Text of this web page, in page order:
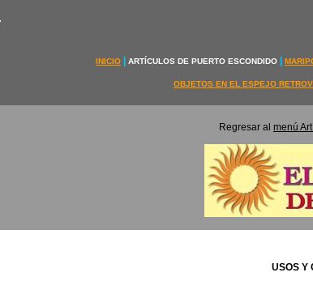
Regresar al menú
USOS Y
INICIO ARTÍCULOS DE PUERTO ESCONDIDO
OBJETOS EN EL ESPEJO